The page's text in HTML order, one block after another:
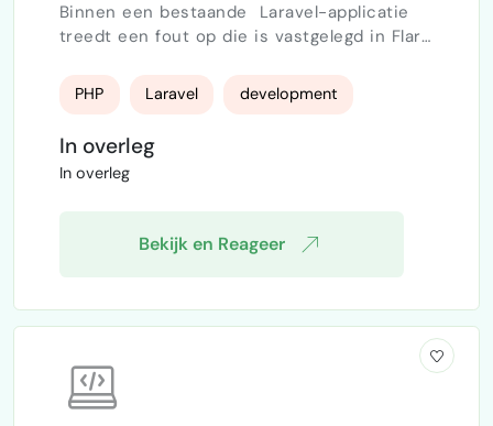
Binnen een bestaande Laravel-applicatie
treedt een fout op die is vastgelegd in Flare
applicatie draait in productie en de fout
blokkeert correcte werking (exacte impact
lichten we toe bij start). We zoeken een
ervaren Laravel developer die dit probleem
analyseert, oplost en borgt , zonder
PHP Laravel development
In overleg
In overleg
Bekijk en Reageer